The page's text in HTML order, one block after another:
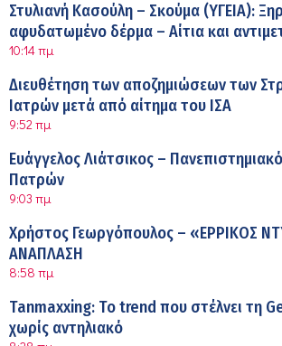
Στυλιανή Κασούλη – Σκούμα (ΥΓΕΙΑ):
αφυδατωμένο δέρμα – Αίτια και
10:14 πμ
Διευθέτηση των αποζημιώσεων των
Ιατρών μετά από αίτημα του ΙΣΑ
9:52 πμ
Ευάγγελος Λιάτσικος –
Πατρών
9:03 πμ
Χρήστος Γεωργόπουλος – «ΕΡΡΙΚΟΣ
ΑΝΑΠΛΑΣΗ
8:58 πμ
Tanmaxxing: To trend που στέλνει τη
χωρίς αντηλιακό